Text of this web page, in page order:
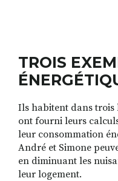
TROIS
Ils habitent dans trois
ont fourni leurs
leur consommation
André et Simone
en diminuant les
leur logement.